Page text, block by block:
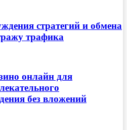
стратегий и обмена
трафика
онлайн для
без вложений